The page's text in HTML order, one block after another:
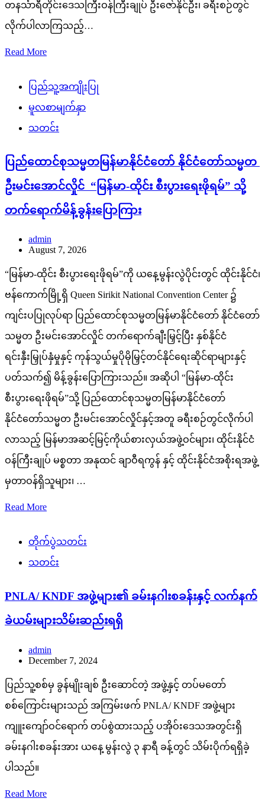
တနင်္သာရီတိုင်းဒေသကြီးဝန်ကြီးချုပ် ဦးဇော်နိုင်ဦး၊ ခရီးစဉ်တွင်
လိုက်ပါလာကြသည့်…
Read More
ပြည်သူ့အကျိုးပြု
မူလစာမျက်နှာ
သတင်း
ပြည်ထောင်စုသမ္မတမြန်မာနိုင်ငံတော် နိုင်ငံတော်သမ္မတ
ဦးမင်းအောင်လှိုင် “မြန်မာ-ထိုင်း စီးပွားရေးဖိုရမ်” သို့
တက်ရောက်မိန့်ခွန်းပြောကြား
admin
August 7, 2026
“မြန်မာ-ထိုင်း စီးပွားရေးဖိုရမ်”ကို ယနေ့မွန်းလွဲပိုင်းတွင် ထိုင်းနိုင်ငံ၊
ဗန်ကောက်မြို့ရှိ Queen Sirikit National Convention Center ၌
ကျင်းပပြုလုပ်ရာ ပြည်ထောင်စုသမ္မတမြန်မာနိုင်ငံတော် နိုင်ငံတော်
သမ္မတ ဦးမင်းအောင်လှိုင် တက်ရောက်ချီးမြှင့်ပြီး နှစ်နိုင်ငံ
ရင်းနှီးမြှုပ်နှံမှုနှင့် ကုန်သွယ်မှုပိုမိုမြှင့်တင်နိုင်ရေးဆိုင်ရာများနှင့်
ပတ်သက်၍ မိန့်ခွန်းပြောကြားသည်။ အဆိုပါ “မြန်မာ-ထိုင်း
စီးပွားရေးဖိုရမ်”သို့ ပြည်ထောင်စုသမ္မတမြန်မာနိုင်ငံတော်
နိုင်ငံတော်သမ္မတ ဦးမင်းအောင်လှိုင်နှင့်အတူ ခရီးစဉ်တွင်လိုက်ပါ
လာသည့် မြန်မာအဆင့်မြင့်ကိုယ်စားလှယ်အဖွဲ့ဝင်များ၊ ထိုင်းနိုင်ငံ
ဝန်ကြီးချုပ် မစ္စတာ အနုထင် ချာဝီရကွန် နှင့် ထိုင်းနိုင်ငံအစိုးရအဖွဲ့
မှတာဝန်ရှိသူများ၊ …
Read More
တိုက်ပွဲသတင်း
သတင်း
PNLA/ KNDF အဖွဲ့များ၏ ခမ်းနဂါးစခန်းနှင့် လက်နက်
ခဲယမ်းများသိမ်းဆည်းရရှိ
admin
December 7, 2024
ပြည်သူ့စစ်မှ ခွန်မျိုးချစ် ဦးဆောင်တဲ့ အဖွဲ့နှင့် တပ်မတော်
စစ်ကြောင်းများသည် အကြမ်းဖက် PNLA/ KNDF အဖွဲ့များ
ကျူးကျော်ဝင်ရောက် တပ်စွဲထားသည့် ပအိုဝ်းဒေသအတွင်းရှိ
ခမ်းနဂါးစခန်းအား ယနေ့ မွန်းလွဲ ၃ နာရီ ခန့်တွင် သိမ်းပိုက်ရရှိခဲ့
ပါသည်။
Read More